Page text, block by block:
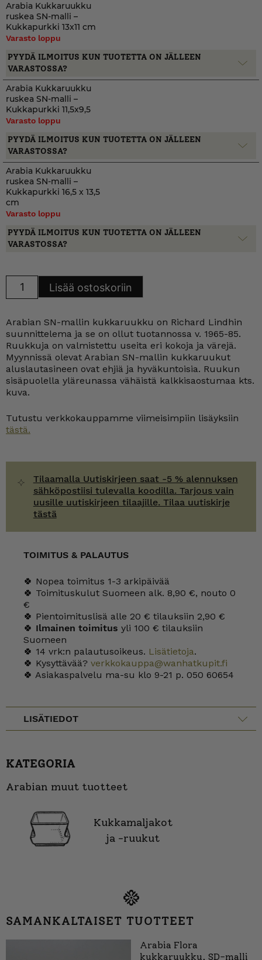
Arabia Kukkaruukku
ruskea SN-malli –
Kukkapurkki 13x11 cm
Varasto loppu
PYYDÄ ILMOITUS KUN TUOTETTA ON JÄLLEEN
VARASTOSSA?
Arabia Kukkaruukku
ruskea SN-malli –
Kukkapurkki 11,5x9,5
Varasto loppu
PYYDÄ ILMOITUS KUN TUOTETTA ON JÄLLEEN
VARASTOSSA?
Arabia Kukkaruukku
ruskea SN-malli –
Kukkapurkki 16,5 x 13,5
cm
Varasto loppu
PYYDÄ ILMOITUS KUN TUOTETTA ON JÄLLEEN
VARASTOSSA?
Kukkaruukku
määrä
Lisää ostoskoriin
Arabian SN-mallin kukkaruukku on Richard Lindhin
suunnittelema ja se on ollut tuotannossa v. 1965-85.
Ruukkuja on valmistettu useita eri kokoja ja värejä.
Myynnissä olevat Arabian SN-mallin kukkaruukut
aluslautasineen ovat ehjiä ja hyväkuntoisia. Ruukun
sisäpuolella yläreunassa vähäistä kalkkisaostumaa kts.
kuva.
Tutustu verkkokauppamme viimeisimpiin lisäyksiin
tästä.
Tilaamalla Uutiskirjeen saat -5 % alennuksen
sähköpostiisi tulevalla koodilla. Tarjous vain
uusille uutiskirjeen tilaajille. Tilaa uutiskirje
tästä
TOIMITUS & PALAUTUS
🍀 Nopea toimitus 1-3 arkipäivää
🍀 Toimituskulut Suomeen alk. 8,90 €, nouto 0
€
🍀 Pientoimituslisä alle 20 € tilauksiin 2,90 €
🍀 Ilmainen toimitus yli 100 € tilauksiin
Suomeen
🍀 14 vrk:n palautusoikeus. Lisätietoja.
🍀 Kysyttävää? verkkokauppa@wanhatkupit.fi
🍀 Asiakaspalvelu ma-su klo 9-21 p. 050 60654
LISÄTIEDOT
KATEGORIA
Arabian muut tuotteet
Kukkamaljakot
ja -ruukut
SAMANKALTAISET TUOTTEET
Arabia Flora
kukkaruukku, SD-malli